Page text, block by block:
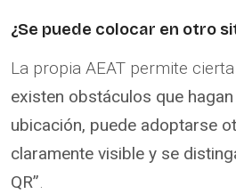
¿Se puede colocar en otro
La propia AEAT permite
existen obstáculos que
ubicación, puede adoptarse
claramente visible y se
QR”.